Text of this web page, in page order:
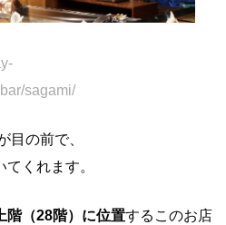
sagami/
目の前で、
くれます。
階（28階）に位置するこのお店